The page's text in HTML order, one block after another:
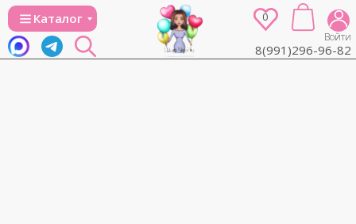
Каталог
Войти
0
8(991)296-96-82